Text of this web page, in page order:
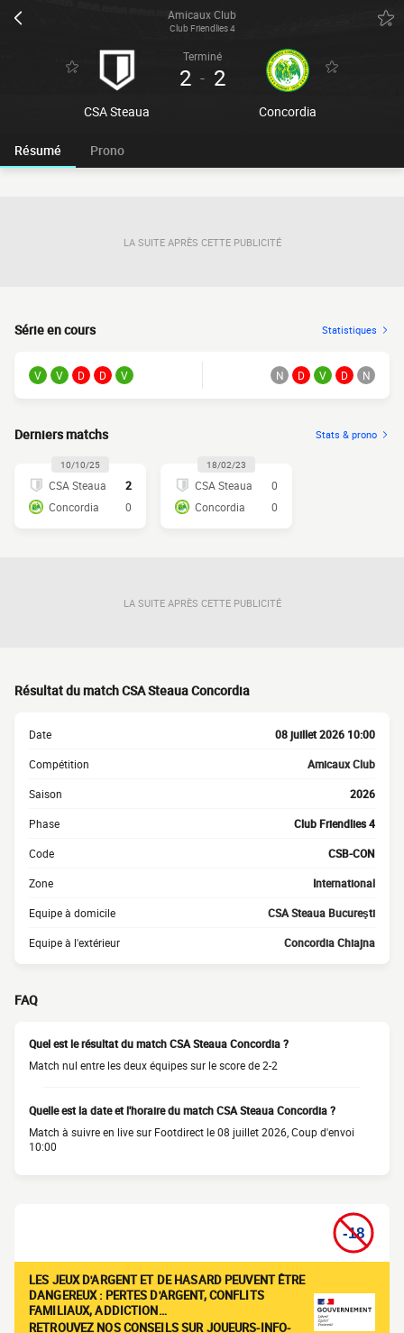
Amicaux Club
Club Friendlies 4
CSA Steaua
Terminé
2 - 2
Concordia
Résumé Prono
LA SUITE APRÈS CETTE PUBLICITÉ
Série en cours Statistiques
V V D D V N D V D N
Derniers matchs Stats & prono
10/10/25
CSA Steaua
2
Concordia
0
18/02/23
CSA Steaua
0
Concordia
0
LA SUITE APRÈS CETTE PUBLICITÉ
Résultat du match CSA Steaua Concordia
Date 08 juillet 2026 10:00
Compétition Amicaux Club
Saison 2026
Phase Club Friendlies 4
Code CSB-CON
Zone International
Equipe à domicile CSA Steaua Bucureşti
Equipe à l'extérieur Concordia Chiajna
FAQ
Quel est le résultat du match CSA Steaua Concordia ?
Match nul entre les deux équipes sur le score de 2-2
Quelle est la date et l'horaire du match CSA Steaua Concordia ?
Match à suivre en live sur Footdirect le 08 juillet 2026, Coup d'envoi
10:00
LES JEUX D'ARGENT ET DE HASARD PEUVENT ÊTRE
DANGEREUX : PERTES D'ARGENT, CONFLITS
FAMILIAUX, ADDICTION…
RETROUVEZ NOS CONSEILS SUR JOUEURS-INFO-